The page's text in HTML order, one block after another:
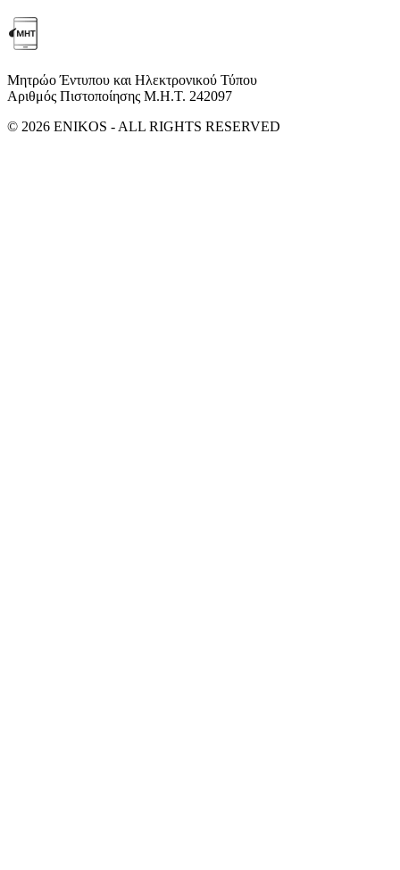
Μητρώο Έντυπου και Ηλεκτρονικού Τύπου
Αριθμός Πιστοποίησης Μ.Η.Τ. 242097
© 2026 ENIKOS - ALL RIGHTS RESERVED